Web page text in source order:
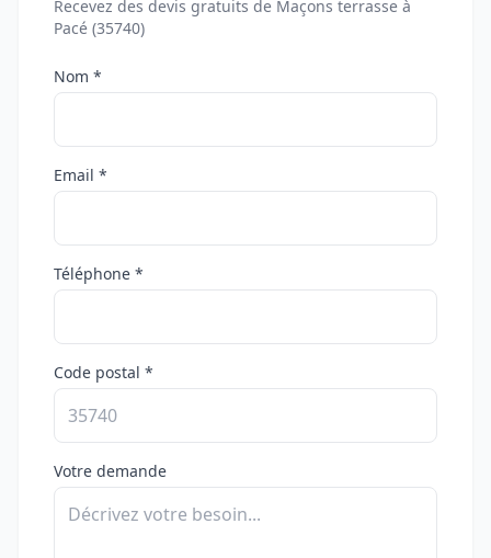
Recevez des devis gratuits de Maçons terrasse à
Pacé (35740)
Nom *
Email *
Téléphone *
Code postal *
Votre demande